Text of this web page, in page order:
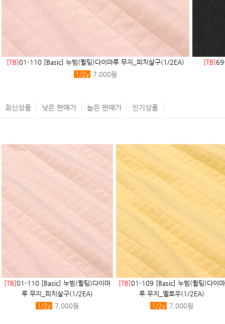
[TB]01-110 [Basic] 누빔(퀼팅)다이마루 무지_피치살구(1/2EA)
1/2y 7,000원
[TB]
최신상품 낮은 판매가 높은 판매가 인기상품
[TB]01-110 [Basic] 누빔(퀼팅)다이마
루 무지_피치살구(1/2EA)
1/2y 7,000원
[TB]01-109 [Basic] 누빔(퀼팅)다이마
루 무지_옐로우(1/2EA)
1/2y 7,000원